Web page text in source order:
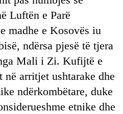
Luftën e Parë
madhe e Kosovës iu
ndërsa pjesë të tjera
Mali i Zi. Kufijtë e
arritjet ushtarake dhe
ndërkombëtare, duke
etnike dhe